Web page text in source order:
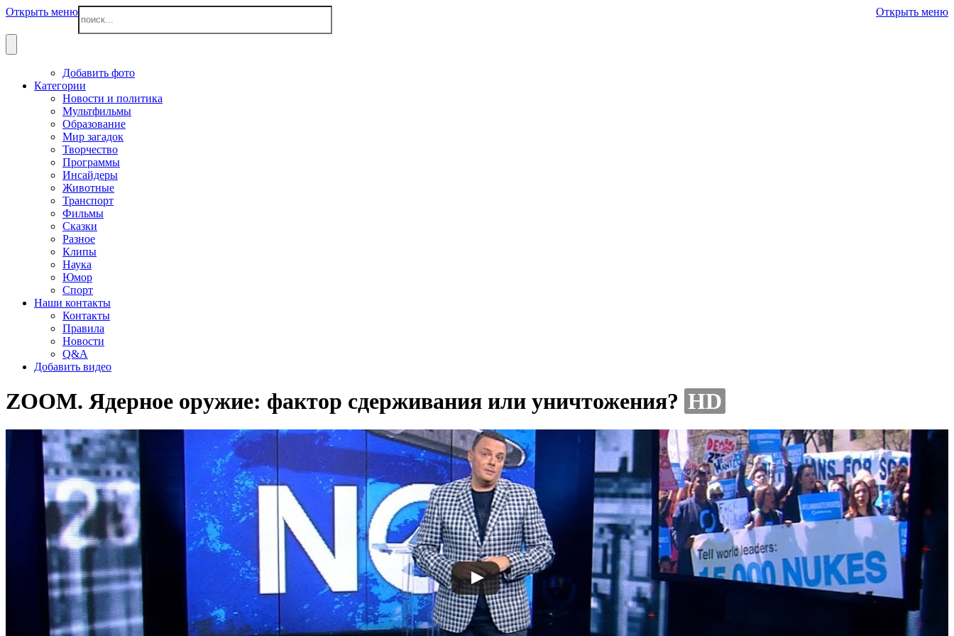
Открыть меню Открыть меню
Добавить фото
Категории
Новости и политика
Мультфильмы
Образование
Мир загадок
Творчество
Программы
Инсайдеры
Животные
Транспорт
Фильмы
Сказки
Разное
Клипы
Наука
Юмор
Спорт
Наши контакты
Контакты
Правила
Новости
Q&A
Добавить видео
ZOOM. Ядерное оружие: фактор сдерживания или уничтожения? HD